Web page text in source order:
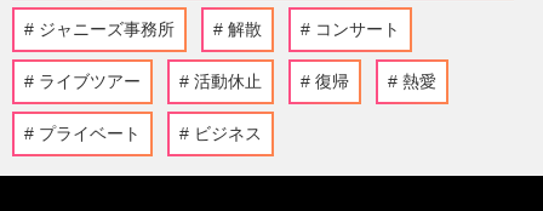
ジャニーズ事務所 解散 コンサート
ライブツアー 活動休止 復帰 熱愛
プライベート ビジネス